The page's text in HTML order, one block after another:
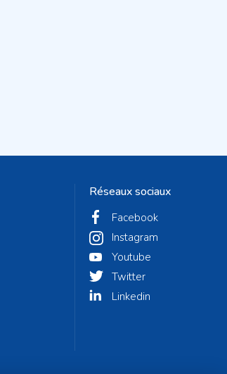
Réseaux sociaux
Facebook
Instagram
Youtube
Twitter
Linkedin